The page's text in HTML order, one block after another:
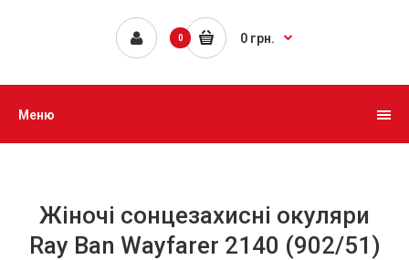
0 0 грн.
Меню
Жіночі сонцезахисні окуляри
Ray Ban Wayfarer 2140 (902/51)